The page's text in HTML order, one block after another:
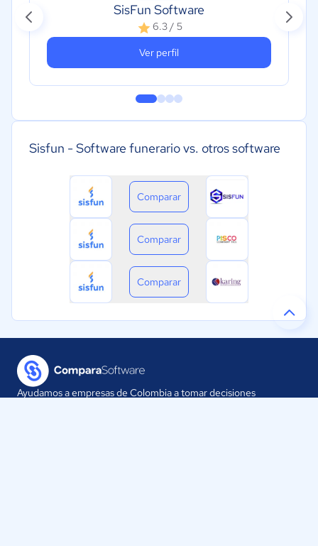
SisFun Software
6.3 / 5
Ver perfil
Sisfun - Software funerario vs. otros software
Comparar
Comparar
Comparar
Ayudamos a empresas de Colombia a tomar decisiones